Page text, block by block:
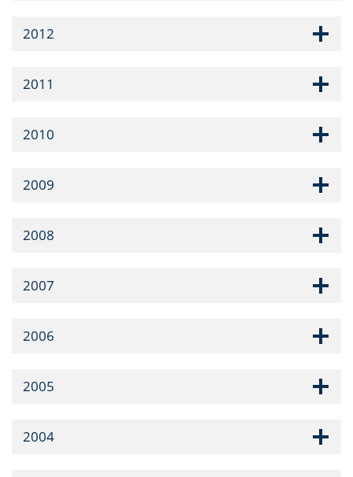
2012
2011
2010
2009
2008
2007
2006
2005
2004